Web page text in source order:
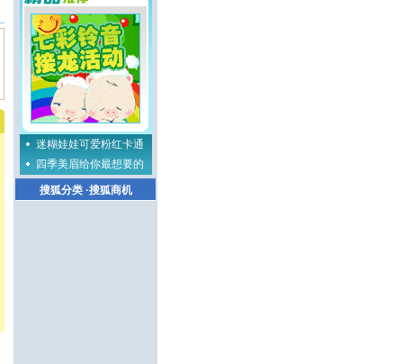
迷糊娃娃可爱粉红卡通
四季美眉给你最想要的
搜狐分类·搜狐商机